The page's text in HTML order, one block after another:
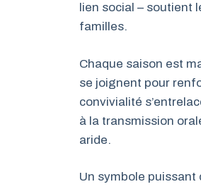
lien social – soutient
familles.
Chaque saison est
se joignent pour
convivialité
à la transmission
aride.
Un symbole